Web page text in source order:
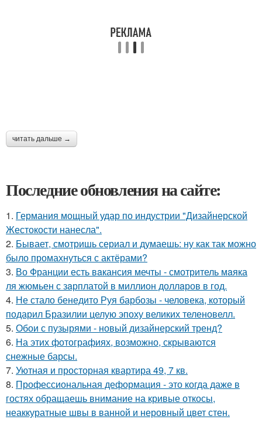
читать дальше →
Последние обновления на сайте:
1. Германия мощный удар по индустрии "Дизайнерской
Жестокости нанесла".
2. Бывает, смотришь сериал и думаешь: ну как так можно
было промахнуться с актёрами?
3. Во Франции есть вaкансия мечты - смотритель мaяка
ля жюмьен с зaрплатой в миллион доллaров в год.
4. Не стало бенедито Руя барбозы - человека, который
подарил Бразилии целую эпоху великих теленовелл.
5. Обои с пузырями - новый дизайнерский тренд?
6. На этих фотографиях, возможно, скрываются
снежные барсы.
7. Уютная и просторная квартира 49, 7 кв.
8. Профессиональная деформация - это когда даже в
гостях обращаешь внимание на кривые откосы,
неаккуратные швы в ванной и неровный цвет стен.